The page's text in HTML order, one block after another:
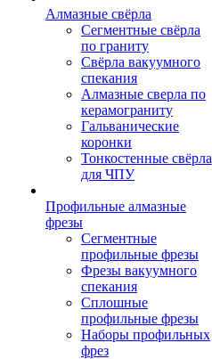
Алмазные свёрла
Сегментные свёрла
по граниту
Свёрла вакуумного
спекания
Алмазные сверла по
керамограниту
Гальванические
коронки
Тонкостенные свёрла
для ЧПУ
Профильные алмазные
фрезы
Сегментные
профильные фрезы
Фрезы вакуумного
спекания
Сплошные
профильные фрезы
Наборы профильных
фрез